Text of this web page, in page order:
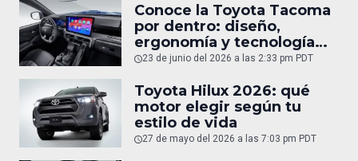
Conoce la Toyota Tacoma
por dentro: diseño,
ergonomía y tecnología
del interior
23 de junio del 2026 a las 2:33 pm PDT
Toyota Hilux 2026: qué
motor elegir según tu
estilo de vida
27 de mayo del 2026 a las 7:03 pm PDT